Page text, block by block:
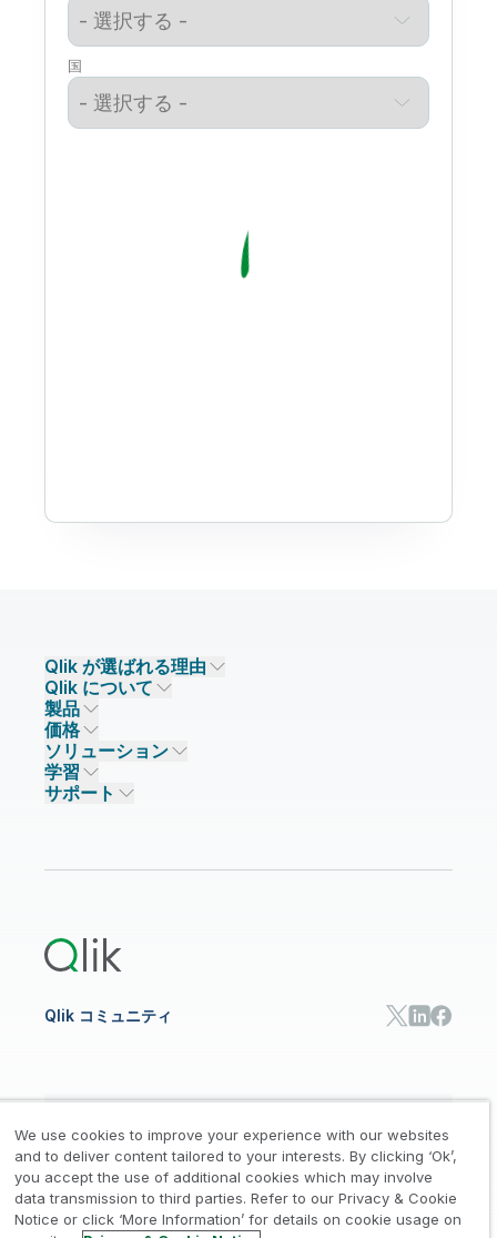
国
Qlik が選ばれる理由
Qlik が選ばれる理由
信頼とセキュリティ
信頼とプライバシー
信頼と AI
主なテクノロジーパートナー
データソースとターゲット
Qlik について
企業情報
採用情報
ニュースルーム
事業所 / 連絡先
製品
データ統合とデータ品質
Qlik Talend
Qlik Talend Cloud
Talend Data Fabric
価格
データ統合
データ分析
AI / 機械学習
ソリューション
ソリューションパートナー
パートナー検索
学習
イベント
サポート
Qlik コミュニティ
法的規約 / プライバシーとクッキー通知 / 商標 /
We use cookies to improve your experience with our websites
and to deliver content tailored to your interests. By clicking ‘Ok’,
you accept the use of additional cookies which may involve
data transmission to third parties. Refer to our Privacy & Cookie
Notice or click ‘More Information’ for details on cookie usage on